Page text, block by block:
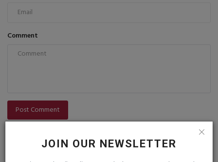
JOIN OUR NEWSLETTER
Comment
Post Comment